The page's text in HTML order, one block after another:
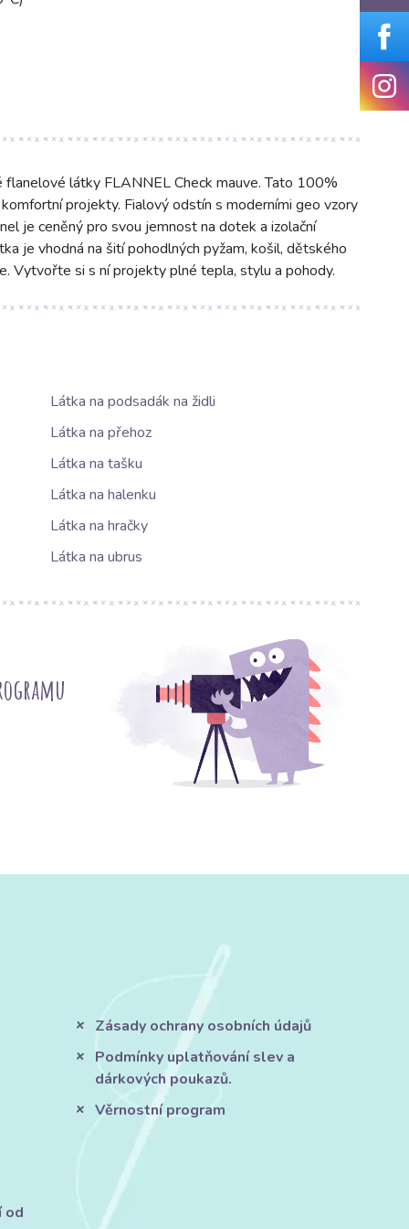
látky FLANNEL Check mauve. Tato 100%
projekty. Fialový odstín s moderními geo vzory
je ceněný pro svou jemnost na dotek a izolační
je vhodná na šití pohodlných pyžam, košil, dětského
Vytvořte si s ní projekty plné tepla, stylu a pohody.
Látka na podsadák na židli
Látka na přehoz
Látka na tašku
Látka na halenku
Látka na hračky
Látka na ubrus
od
Zásady ochrany osobních údajů
Podmínky uplatňování slev a
dárkových poukazů.
Věrnostní program